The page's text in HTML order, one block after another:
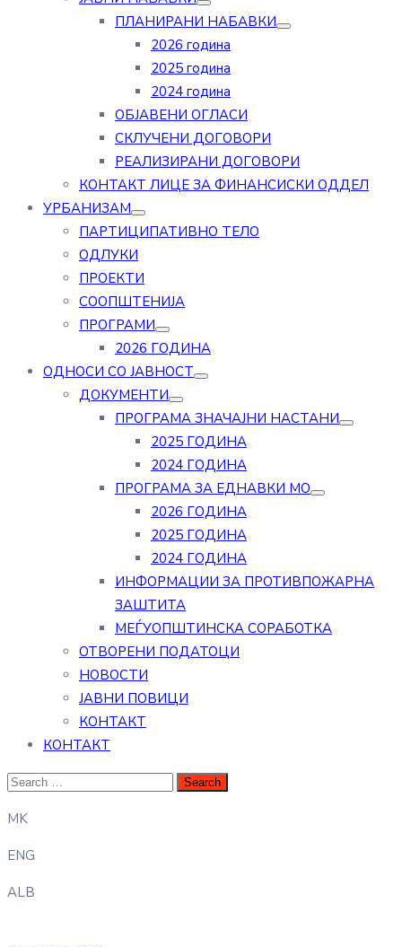
ПЛАНИРАНИ НАБАВКИ
2026 година
2025 година
2024 година
ОБЈАВЕНИ ОГЛАСИ
СКЛУЧЕНИ ДОГОВОРИ
РЕАЛИЗИРАНИ ДОГОВОРИ
КОНТАКТ ЛИЦЕ ЗА ФИНАНСИСКИ ОДДЕЛ
УРБАНИЗАМ
ПАРТИЦИПАТИВНО ТЕЛО
ОДЛУКИ
ПРОЕКТИ
СООПШТЕНИЈА
ПРОГРАМИ
2026 ГОДИНА
ОДНОСИ СО ЈАВНОСТ
ДОКУМЕНТИ
ПРОГРАМА ЗНАЧАЈНИ НАСТАНИ
2025 ГОДИНА
2024 ГОДИНА
ПРОГРАМА ЗА ЕДНАВКИ МО
2026 ГОДИНА
2025 ГОДИНА
2024 ГОДИНА
ИНФОРМАЦИИ ЗА ПРОТИВПОЖАРНА
ЗАШТИТА
МЕЃУОПШТИНСКА СОРАБОТКА
ОТВОРЕНИ ПОДАТОЦИ
НОВОСТИ
ЈАВНИ ПОВИЦИ
КОНТАКТ
КОНТАКТ
MK
ENG
ALB